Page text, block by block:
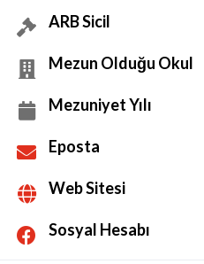
ARB Sicil
Mezun Olduğu Okul
Mezuniyet Yılı
Eposta
Web Sitesi
Sosyal Hesabı